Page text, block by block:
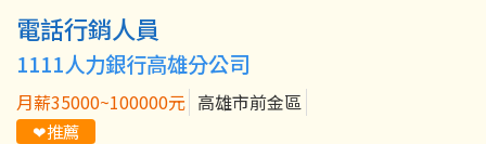
電話行銷人員
1111人力銀行高雄分公司
月薪35000~100000元 高雄市前金區
❤推薦